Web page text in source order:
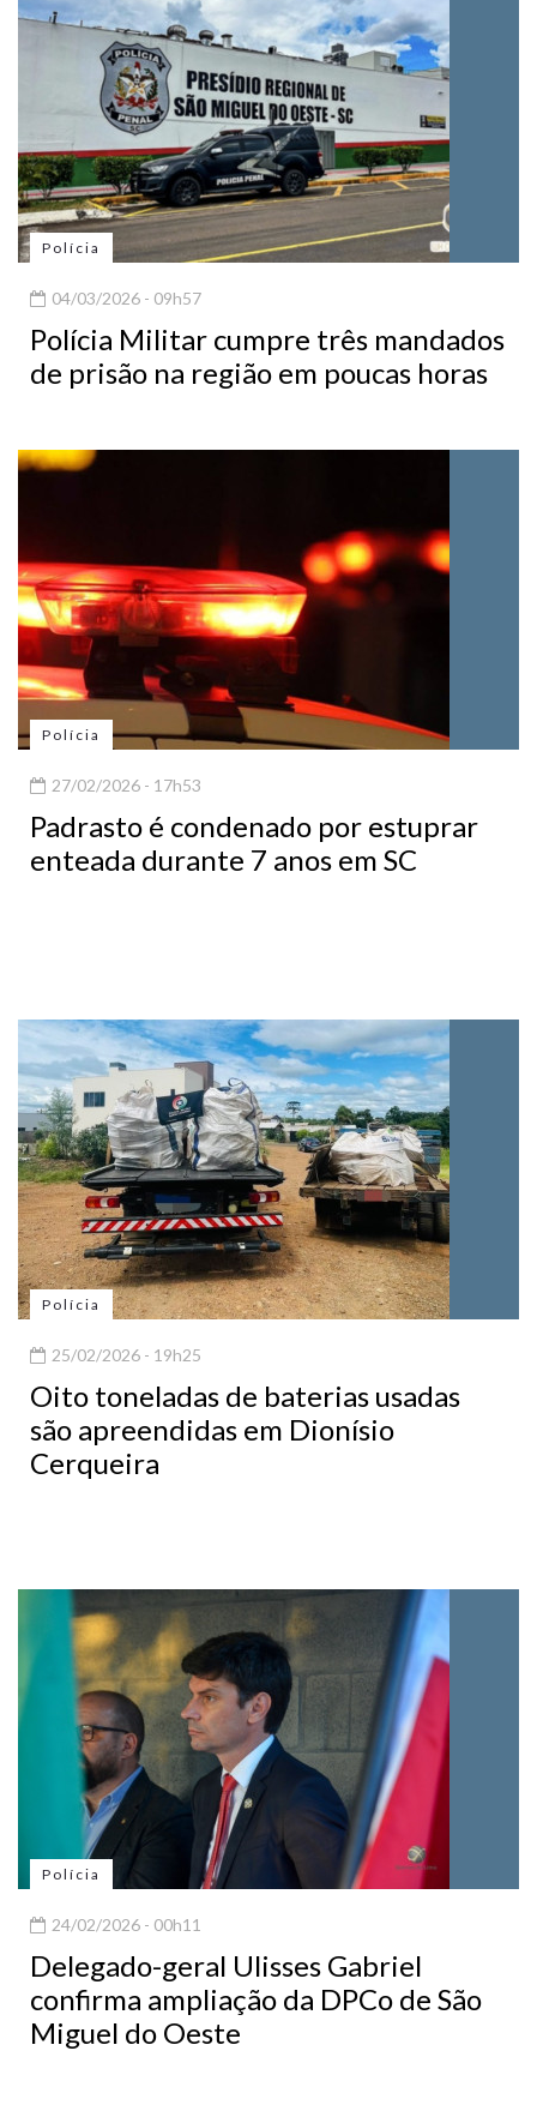
Polícia
04/03/2026 - 09h57
Polícia Militar cumpre três mandados
de prisão na região em poucas horas
Polícia
27/02/2026 - 17h53
Padrasto é condenado por estuprar
enteada durante 7 anos em SC
Polícia
25/02/2026 - 19h25
Oito toneladas de baterias usadas
são apreendidas em Dionísio
Cerqueira
Polícia
24/02/2026 - 00h11
Delegado-geral Ulisses Gabriel
confirma ampliação da DPCo de São
Miguel do Oeste